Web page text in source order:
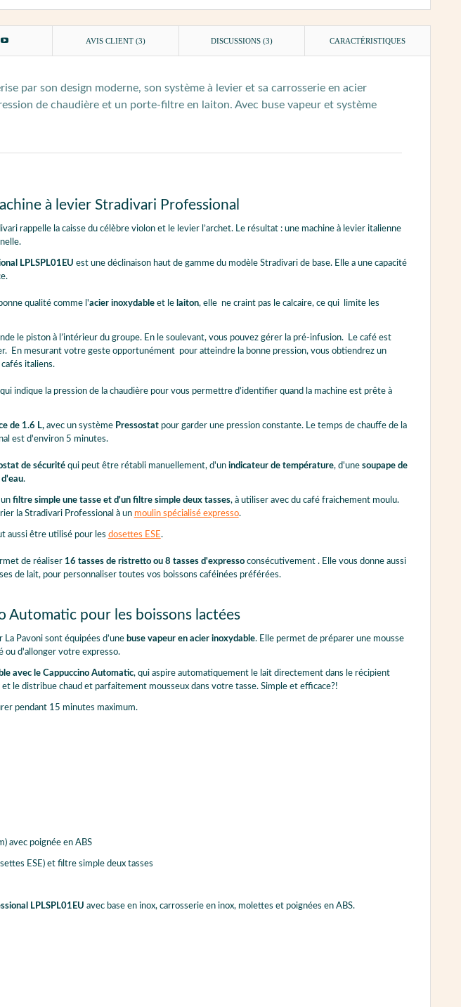
AVIS CLIENT (3) DISCUSSIONS (3) CARACTÉRISTIQUES
par son design moderne, son système à levier et sa carrosserie en acier
de chaudière et un porte-filtre en laiton. Avec buse vapeur et système
à levier Stradivari Professional
rappelle la caisse du célèbre violon et le levier l’archet. Le résultat : une machine à levier italienne
LPLSPL01EU est une déclinaison haut de gamme du modèle Stradivari de base. Elle a une capacité
qualité comme l'acier inoxydableet le laiton, elle ne craint pas le calcaire, ce qui limite les
le piston à l’intérieur du groupe. En le soulevant, vous pouvez gérer la pré-infusion. Le café est
En mesurant votre geste opportunément pour atteindre la bonne pression, vous obtiendrez un
italiens.
indique la pression de la chaudière pour vous permettre d’identifier quand la machine est prête à
de 1.6 L,avec un système Pressostatpour garder une pression constante. Le temps de chauffe de la
est d'environ 5 minutes.
de sécurité qui peut être rétabli manuellement, d'un indicateur de température, d'une soupape de
.
filtre simple une tasse et d'un filtre simple deux tasses, à utiliser avec du café fraichement moulu.
la Stradivari Professional à un moulin spécialisé expresso.
aussi être utilisé pour les dosettes ESE.
de réaliser 16 tasses de ristretto ou 8 tasses d'expressoconsécutivement . Elle vous donne aussi
de lait, pour personnaliser toutes vos boissons caféinées préférées.
Automatic pour les boissons lactées
La Pavoni sont équipées d’une buse vapeur en acier inoxydable. Elle permet de préparer une mousse
ou d'allonger votre expresso.
avec le Cappuccino Automatic, qui aspire automatiquement le lait directement dans le récipient
et le distribue chaud et parfaitement mousseux dans votre tasse. Simple et efficace?!
pendant 15 minutes maximum.
avec poignée en ABS
ESE) et filtre simple deux tasses
LPLSPL01EU avec base en inox, carrosserie en inox, molettes et poignées en ABS.